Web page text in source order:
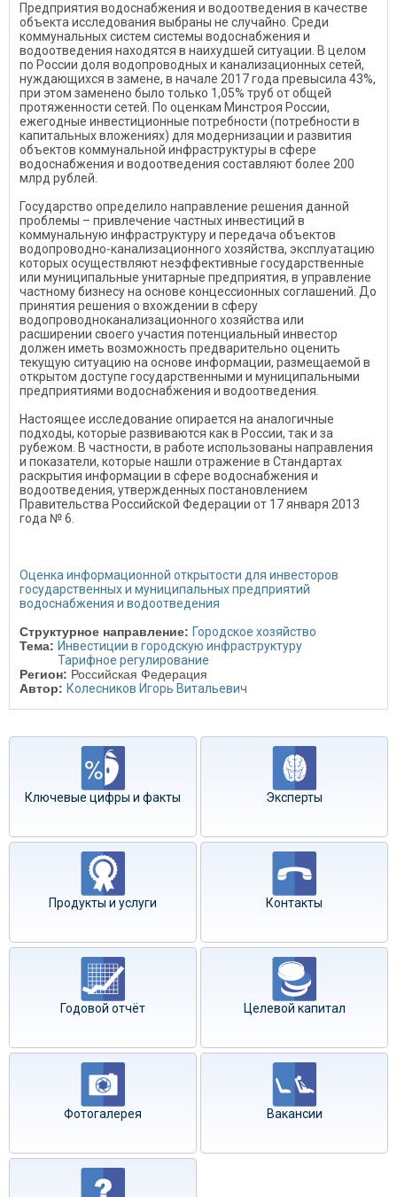
Предприятия водоснабжения и водоотведения в качестве
объекта исследования выбраны не случайно. Среди
коммунальных систем системы водоснабжения и
водоотведения находятся в наихудшей ситуации. В целом
по России доля водопроводных и канализационных сетей,
нуждающихся в замене, в начале 2017 года превысила 43%,
при этом заменено было только 1,05% труб от общей
протяженности сетей. По оценкам Минстроя России,
ежегодные инвестиционные потребности (потребности в
капитальных вложениях) для модернизации и развития
объектов коммунальной инфраструктуры в сфере
водоснабжения и водоотведения составляют более 200
млрд рублей.
Государство определило направление решения данной
проблемы – привлечение частных инвестиций в
коммунальную инфраструктуру и передача объектов
водопроводно-канализационного хозяйства, эксплуатацию
которых осуществляют неэффективные государственные
или муниципальные унитарные предприятия, в управление
частному бизнесу на основе концессионных соглашений. До
принятия решения о вхождении в сферу
водопроводноканализационного хозяйства или
расширении своего участия потенциальный инвестор
должен иметь возможность предварительно оценить
текущую ситуацию на основе информации, размещаемой в
открытом доступе государственными и муниципальными
предприятиями водоснабжения и водоотведения.
Настоящее исследование опирается на аналогичные
подходы, которые развиваются как в России, так и за
рубежом. В частности, в работе использованы направления
и показатели, которые нашли отражение в Стандартах
раскрытия информации в сфере водоснабжения и
водоотведения, утвержденных постановлением
Правительства Российской Федерации от 17 января 2013
года № 6.
Оценка информационной открытости для инвесторов
государственных и муниципальных предприятий
водоснабжения и водоотведения
Структурное направление: Городское хозяйство
Тема: Инвестиции в городскую инфраструктуру
Тарифное регулирование
Регион: Российская Федерация
Автор: Колесников Игорь Витальевич
Ключевые цифры и факты Эксперты
Продукты и услуги Контакты
Годовой отчёт Целевой капитал
Фотогалерея Вакансии